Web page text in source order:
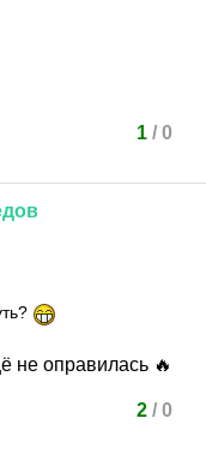
1/ 0
не оправилась 🔥
2/ 0